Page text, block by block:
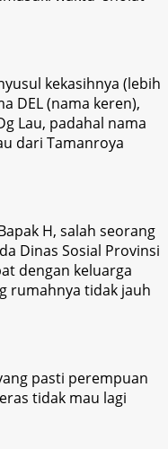
kekasihnya (lebih
DEL (nama keren),
Lau, padahal nama
dari Tamanroya
H, salah seorang
Dinas Sosial Provinsi
dengan keluarga
rumahnya tidak jauh
pasti perempuan
tidak mau lagi